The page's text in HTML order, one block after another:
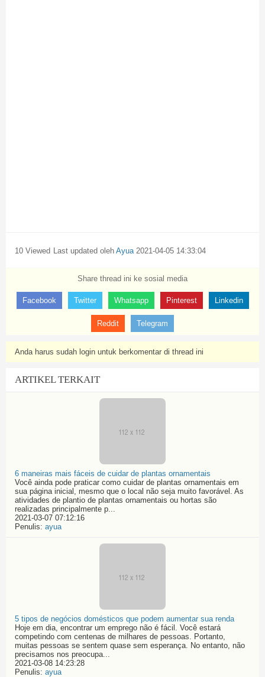
10 Viewed Last updated oleh Ayua 2021-04-05 14:33:04
Share thread ini ke sosial media
Facebook Twitter Whatsapp Pinterest Linkedin
Reddit Telegram
Anda harus sudah login untuk berkomentar di thread ini
ARTIKEL TERKAIT
6 maneiras mais fáceis de cuidar de plantas ornamentais
Você ainda pode praticar como cuidar de plantas ornamentais em
sua página inicial, mesmo que o local não seja muito favorável. As
atividades de plantio de plantas ornamentais ou hortas são
realizadas principalmente p...
2021-03-07 07:12:16
Penulis: ayua
5 tipos de negócios domésticos que podem aumentar sua renda
Hoje em dia, encontrar um emprego não é fácil. Você estará
competindo com centenas de milhares de pessoas. Portanto,
muitas pessoas se sentem quase sem esperança. No entanto, não
precisamos nos preocupa...
2021-03-08 14:23:28
Penulis: ayua